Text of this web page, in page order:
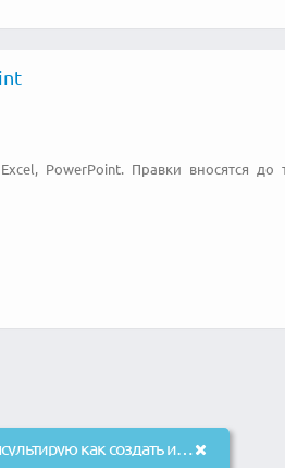
PowerPoint. Правки вносятся до
Проконсультирую как создать интернет-магазин без вложений